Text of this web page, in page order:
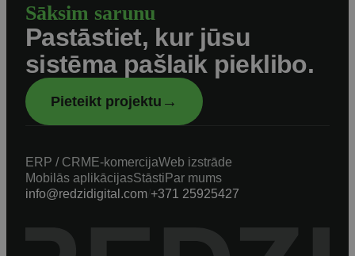
Sāksim sarunu
Pastāstiet, kur jūsu
sistēma pašlaik pieklibo.
Pieteikt projektu →
ERP / CRM E-komercijaWeb izstrāde
Mobilās aplikācijasStāsti Par mums
info@redzidigital.com +371 25925427